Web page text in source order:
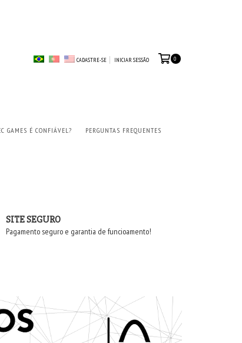
CADASTRE-SE INICIAR SESSÃO 0
GAMES É CONFIÁVEL? PERGUNTAS FREQUENTES
SITE SEGURO
Pagamento seguro e garantia de funcioamento!